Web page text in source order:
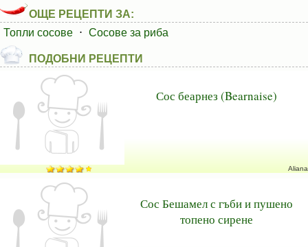
ОЩЕ РЕЦЕПТИ ЗА:
Топли сосове ⋅ Сосове за риба
ПОДОБНИ РЕЦЕПТИ
Сос беарнез (Bearnaise)
Aliana
Сос Бешамел с гъби и пушено
топено сирене